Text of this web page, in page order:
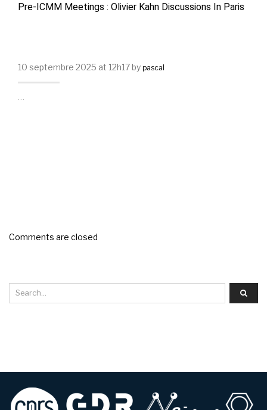
Pre-ICMM Meetings : Olivier Kahn Discussions In Paris
10 septembre 2025 at 12h17 by pascal
Comments are closed